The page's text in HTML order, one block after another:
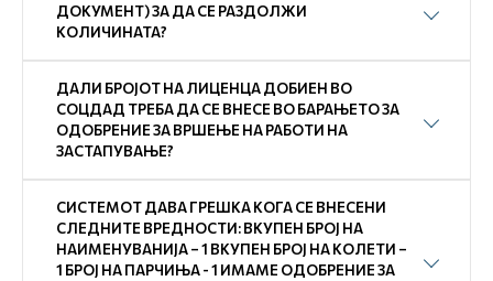
ДОКУМЕНТ) ЗА ДА СЕ РАЗДОЛЖИ
КОЛИЧИНАТА?
ДАЛИ БРОЈОТ НА ЛИЦЕНЦА ДОБИЕН ВО
СОЦДАД ТРЕБА ДА СЕ ВНЕСЕ ВО БАРАЊЕТО ЗА
ОДОБРЕНИЕ ЗА ВРШЕЊЕ НА РАБОТИ НА
ЗАСТАПУВАЊЕ?
СИСТЕМОТ ДАВА ГРЕШКА КОГА СЕ ВНЕСЕНИ
СЛЕДНИТЕ ВРЕДНОСТИ: ВКУПЕН БРОЈ НА
НАИМЕНУВАНИЈА – 1 ВКУПЕН БРОЈ НА КОЛЕТИ –
1 БРОЈ НА ПАРЧИЊА - 1 ИМАМЕ ОДОБРЕНИЕ ЗА